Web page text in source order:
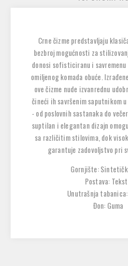
Crne čizme predstavljaju
bezbroj mogućnosti za
donosi sofisticiranu i
omiljenog komada obuće.
ove čizme nude izvanrednu
čineći ih savršenim saputnikom
- od poslovnih sastanaka do
suptilan i elegantan dizajn
sa različitim stilovima, dok
garantuje zadovoljstvo pri
Gornjište:
Postava:
Unutrašnja
Đon: Guma